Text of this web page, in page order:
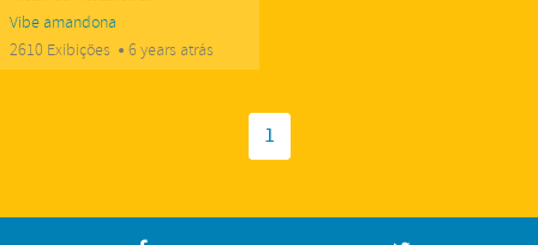
Vibe amandona
2610 Exibições
6 years atrás
1